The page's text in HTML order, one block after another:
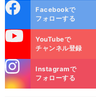
ok
Facebookで
フォローする
YouTubeで
チャンネル登録
m
Instagramで
フォローする